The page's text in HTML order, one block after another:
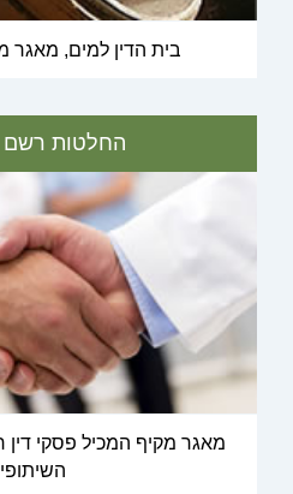
בית הדין למים, מאגר
החלטות רשם
מאגר מקיף המכיל פסקי